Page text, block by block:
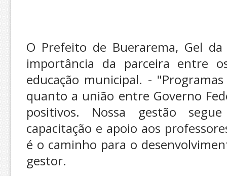
O Prefeito de Buerarema, Gel
importância da parceira entre
educação municipal. -
quanto a união entre Governo
positivos. Nossa gestão
capacitação e apoio aos
é o caminho para o
gestor.